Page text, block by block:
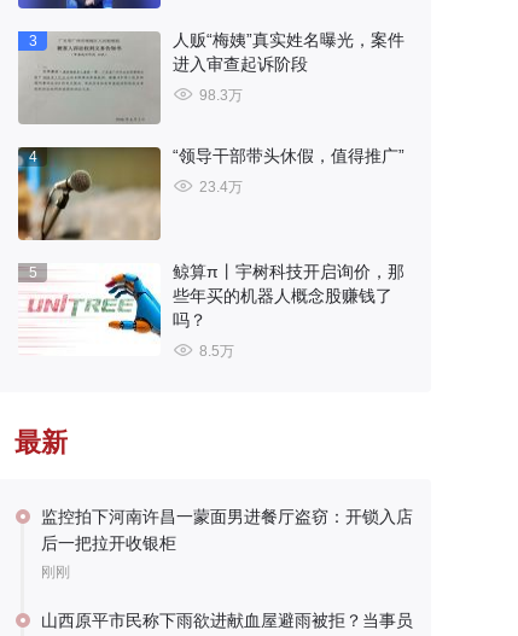
3
人贩“梅姨”真实姓名曝光，案件
进入审查起诉阶段
98.3万
4 “领导干部带头休假，值得推广”
23.4万
5
鲸算π丨宇树科技开启询价，那
些年买的机器人概念股赚钱了
吗？
8.5万
最新
监控拍下河南许昌一蒙面男进餐厅盗窃：开锁入店
后一把拉开收银柜
刚刚
山西原平市民称下雨欲进献血屋避雨被拒？当事员